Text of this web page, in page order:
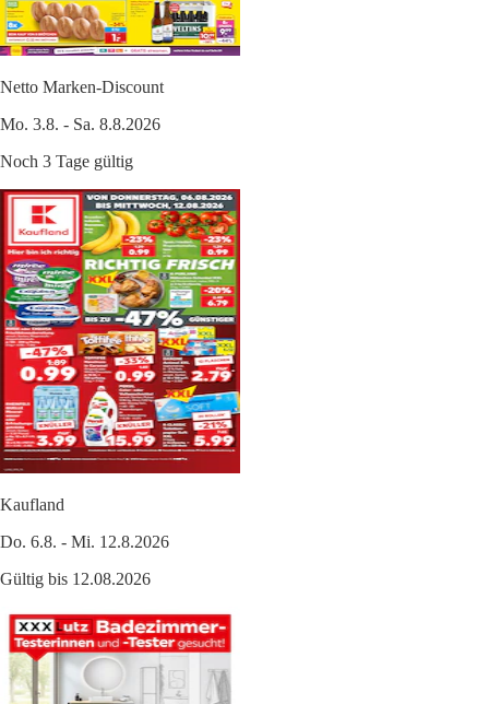
Netto Marken-Discount
Mo. 3.8. - Sa. 8.8.2026
Noch 3 Tage gültig
Kaufland
Do. 6.8. - Mi. 12.8.2026
Gültig bis 12.08.2026